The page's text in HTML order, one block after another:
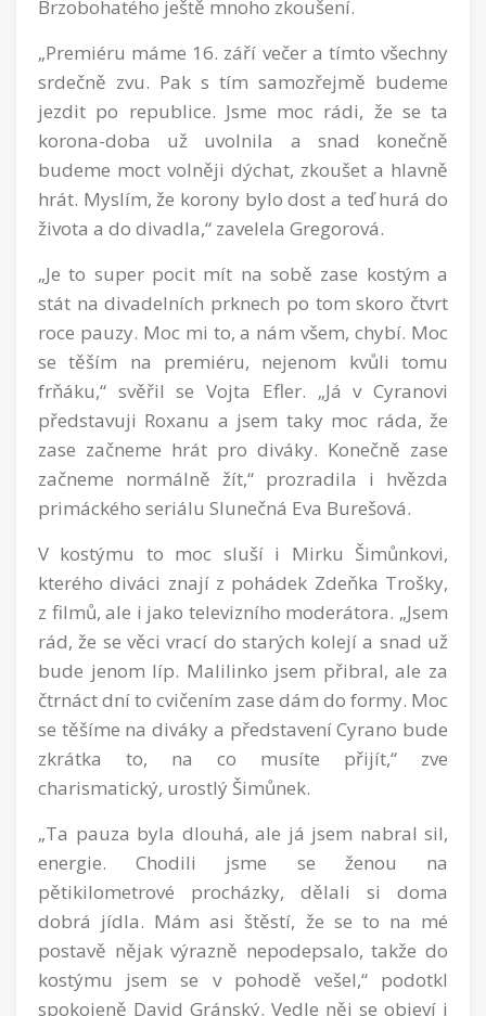
Brzobohatého ještě mnoho zkoušení.
„Premiéru máme 16. září večer a tímto všechny
srdečně zvu. Pak s tím samozřejmě budeme
jezdit po republice. Jsme moc rádi, že se ta
korona-doba už uvolnila a snad konečně
budeme moct volněji dýchat, zkoušet a hlavně
hrát. Myslím, že korony bylo dost a teď hurá do
života a do divadla,“ zavelela Gregorová.
„Je to super pocit mít na sobě zase kostým a
stát na divadelních prknech po tom skoro čtvrt
roce pauzy. Moc mi to, a nám všem, chybí. Moc
se těším na premiéru, nejenom kvůli tomu
frňáku,“ svěřil se Vojta Efler. „Já v Cyranovi
představuji Roxanu a jsem taky moc ráda, že
zase začneme hrát pro diváky. Konečně zase
začneme normálně žít,“ prozradila i hvězda
primáckého seriálu Slunečná Eva Burešová.
V kostýmu to moc sluší i Mirku Šimůnkovi,
kterého diváci znají z pohádek Zdeňka Trošky,
z filmů, ale i jako televizního moderátora. „Jsem
rád, že se věci vrací do starých kolejí a snad už
bude jenom líp. Malilinko jsem přibral, ale za
čtrnáct dní to cvičením zase dám do formy. Moc
se těšíme na diváky a představení Cyrano bude
zkrátka to, na co musíte přijít,“ zve
charismatický, urostlý Šimůnek.
„Ta pauza byla dlouhá, ale já jsem nabral sil,
energie. Chodili jsme se ženou na
pětikilometrové procházky, dělali si doma
dobrá jídla. Mám asi štěstí, že se to na mé
postavě nějak výrazně nepodepsalo, takže do
kostýmu jsem se v pohodě vešel,“ podotkl
spokojeně David Gránský. Vedle něj se objeví i